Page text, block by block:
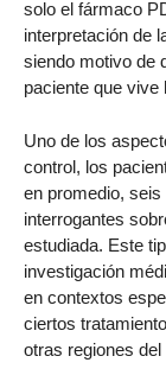
solo el fármaco
interpretación de
siendo motivo de
paciente que vive
Uno de los
control, los
en promedio,
interrogantes
estudiada. Este
investigación
en contextos
ciertos
otras regiones del